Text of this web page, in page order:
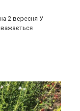
2 вересня У